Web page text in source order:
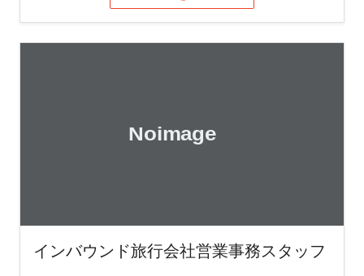
インバウンド旅行会社営業事務スタッフ